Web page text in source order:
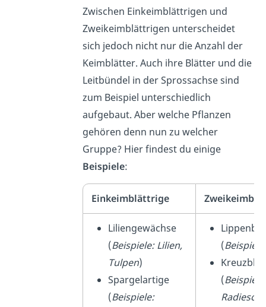
Zwischen Einkeimblättrigen und
Zweikeimblättrigen unterscheidet
sich jedoch nicht nur die Anzahl der
Keimblätter. Auch ihre Blätter und die
Leitbündel in der Sprossachse sind
zum Beispiel unterschiedlich
aufgebaut. Aber welche Pflanzen
gehören denn nun zu welcher
Gruppe? Hier findest du einige
Beispiele:
Einkeimblättrige
Liliengewächse
(Beispiele: Lilien,
Tulpen)
Spargelartige
(Beispiele:
(Beispiel:
(